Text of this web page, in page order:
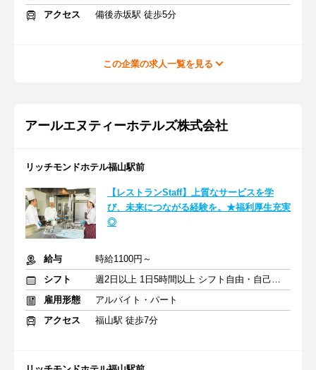
アクセス
備後赤坂駅 徒歩5分
この企業の求人一覧を見る
アールエヌティーホテルズ株式会社
リッチモンドホテル福山駅前
【レストランStaff】上質なサービスを学
び、未来につながる経験を。★福利厚生充実
◎
給与
時給1100円～
シフト
週2日以上 1日5時間以上 シフト自由・自己申告
雇用形態
アルバイト・パート
アクセス
福山駅 徒歩7分